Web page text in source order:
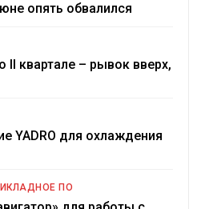
опять обвалился
II квартале – рывок вверх,
YADRO для охлаждения
ПО